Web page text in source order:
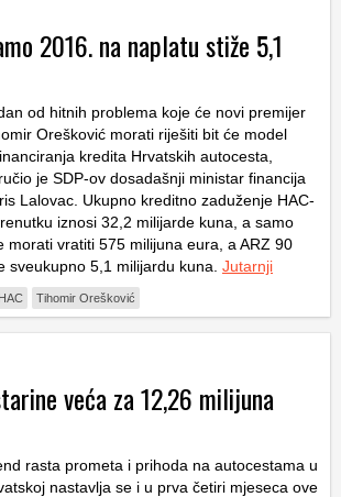
2016. na naplatu stiže 5,1
od hitnih problema koje će novi premijer
Orešković morati riješiti bit će model
kredita Hrvatskih autocesta,
je SDP-ov dosadašnji ministar financija
Lalovac. Ukupno kreditno zaduženje HAC-
iznosi 32,2 milijarde kuna, a samo
morati vratiti 575 milijuna eura, a ARZ 90
sveukupno 5,1 milijardu kuna. Jutarnji
HAC Tihomir Orešković
veća za 12,26 milijuna
rasta prometa i prihoda na autocestama u
nastavlja se i u prva četiri mjeseca ove